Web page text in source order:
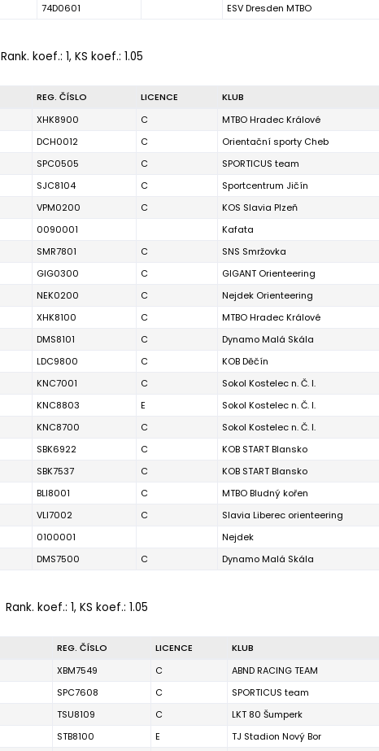
74D0601 ESV Dresden MTBO
Rank. koef.: 1, KS koef.: 1.05
REG. ČÍSLO LICENCE KLUB
XHK8900 C MTBO Hradec Králové
DCH0012 C Orientační sporty Cheb
SPC0505 C SPORTICUS team
SJC8104 C Sportcentrum Jičín
VPM0200 C KOS Slavia Plzeň
0090001 Kafata
SMR7801 C SNS Smržovka
GIG0300 C GIGANT Orienteering
NEK0200 C Nejdek Orienteering
XHK8100 C MTBO Hradec Králové
DMS8101 C Dynamo Malá Skála
LDC9800 C KOB Děčín
KNC7001 C Sokol Kostelec n. Č. l.
KNC8803 E Sokol Kostelec n. Č. l.
KNC8700 C Sokol Kostelec n. Č. l.
SBK6922 C KOB START Blansko
SBK7537 C KOB START Blansko
BLI8001 C MTBO Bludný kořen
VLI7002 C Slavia Liberec orienteering
0100001 Nejdek
DMS7500 C Dynamo Malá Skála
Rank. koef.: 1, KS koef.: 1.05
REG. ČÍSLO LICENCE KLUB
XBM7549 C ABND RACING TEAM
SPC7608 C SPORTICUS team
TSU8109 C LKT 80 Šumperk
STB8100 E TJ Stadion Nový Bor